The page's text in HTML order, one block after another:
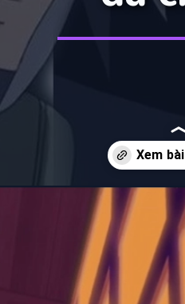
https://